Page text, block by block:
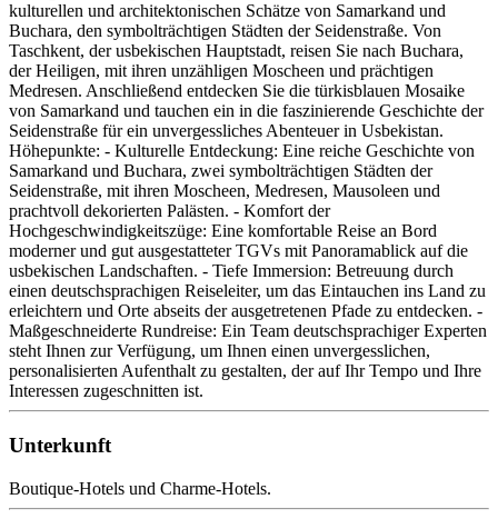
kulturellen und architektonischen Schätze von Samarkand und
Buchara, den symbolträchtigen Städten der Seidenstraße. Von
Taschkent, der usbekischen Hauptstadt, reisen Sie nach Buchara,
der Heiligen, mit ihren unzähligen Moscheen und prächtigen
Medresen. Anschließend entdecken Sie die türkisblauen Mosaike
von Samarkand und tauchen ein in die faszinierende Geschichte der
Seidenstraße für ein unvergessliches Abenteuer in Usbekistan.
Höhepunkte: - Kulturelle Entdeckung: Eine reiche Geschichte von
Samarkand und Buchara, zwei symbolträchtigen Städten der
Seidenstraße, mit ihren Moscheen, Medresen, Mausoleen und
prachtvoll dekorierten Palästen. - Komfort der
Hochgeschwindigkeitszüge: Eine komfortable Reise an Bord
moderner und gut ausgestatteter TGVs mit Panoramablick auf die
usbekischen Landschaften. - Tiefe Immersion: Betreuung durch
einen deutschsprachigen Reiseleiter, um das Eintauchen ins Land zu
erleichtern und Orte abseits der ausgetretenen Pfade zu entdecken. -
Maßgeschneiderte Rundreise: Ein Team deutschsprachiger Experten
steht Ihnen zur Verfügung, um Ihnen einen unvergesslichen,
personalisierten Aufenthalt zu gestalten, der auf Ihr Tempo und Ihre
Interessen zugeschnitten ist.
Unterkunft
Boutique-Hotels und Charme-Hotels.